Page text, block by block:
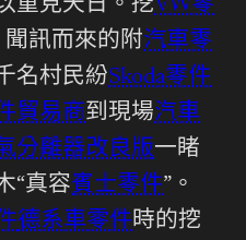
重見天日。挖VW零
聞訊而來的附汽車零
名村民紛Skoda零件
貿易商到現場汽車
分離器改良版一睹
“真容賓士零件”。
德系車零件時的挖